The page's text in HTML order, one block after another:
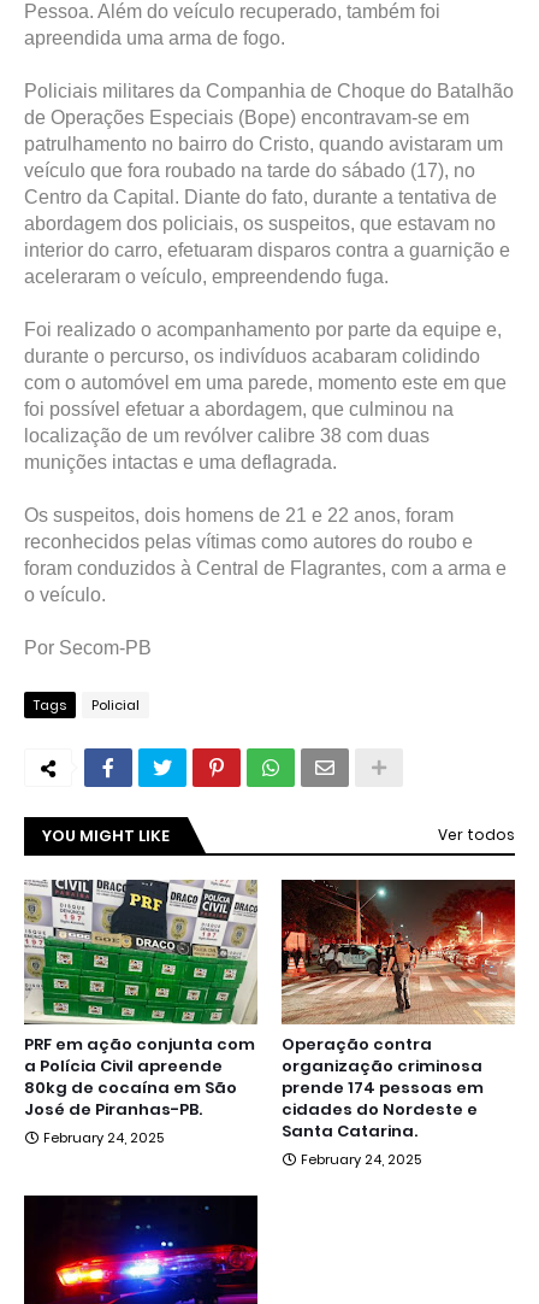
Pessoa. Além do veículo recuperado, também foi
apreendida uma arma de fogo.
Policiais militares da Companhia de Choque do Batalhão
de Operações Especiais (Bope) encontravam-se em
patrulhamento no bairro do Cristo, quando avistaram um
veículo que fora roubado na tarde do sábado (17), no
Centro da Capital. Diante do fato, durante a tentativa de
abordagem dos policiais, os suspeitos, que estavam no
interior do carro, efetuaram disparos contra a guarnição e
aceleraram o veículo, empreendendo fuga.
Foi realizado o acompanhamento por parte da equipe e,
durante o percurso, os indivíduos acabaram colidindo
com o automóvel em uma parede, momento este em que
foi possível efetuar a abordagem, que culminou na
localização de um revólver calibre 38 com duas
munições intactas e uma deflagrada.
Os suspeitos, dois homens de 21 e 22 anos, foram
reconhecidos pelas vítimas como autores do roubo e
foram conduzidos à Central de Flagrantes, com a arma e
o veículo.
Por Secom-PB
Tags Policial
YOU MIGHT LIKE Ver todos
PRF em ação conjunta com
a Polícia Civil apreende
80kg de cocaína em São
José de Piranhas-PB.
February 24, 2025
Operação contra
organização criminosa
prende 174 pessoas em
cidades do Nordeste e
Santa Catarina.
February 24, 2025